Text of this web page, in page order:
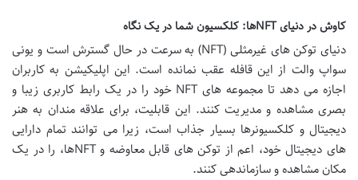
کاوش در دنیای NFTها: کلکسیون شما در یک نگاه
دنیای توکن های غیرمثلی (NFT) به سرعت در حال گسترش است و یونی
سواپ والت از این قافله عقب نمانده است. این اپلیکیشن به کاربران
اجازه می دهد تا مجموعه های NFT خود را در یک رابط کاربری زیبا و
بصری مشاهده و مدیریت کنند. این قابلیت، برای علاقه مندان به هنر
دیجیتال و کلکسیونرها بسیار جذاب است، زیرا می توانند تمام دارایی
های دیجیتال خود، اعم از توکن های قابل معاوضه و NFTها، را در یک
مکان مشاهده و سازماندهی کنند.